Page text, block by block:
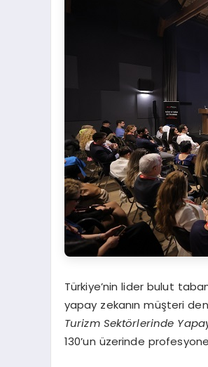
Türkiye’nin lider bulut
yapay zekanın müşteri
Turizm Sektörlerinde
130’un üzerinde